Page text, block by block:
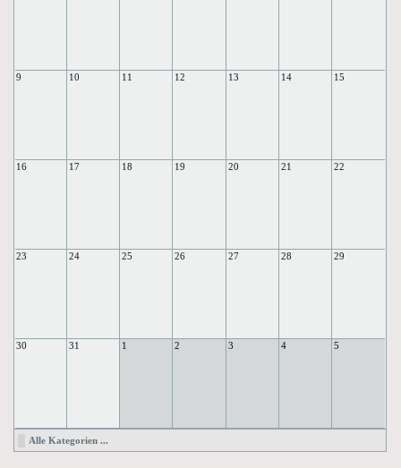
9 10 11 12 13 14 15
16 17 18 19 20 21 22
23 24 25 26 27 28 29
30 31 1 2 3 4 5
Alle Kategorien ...